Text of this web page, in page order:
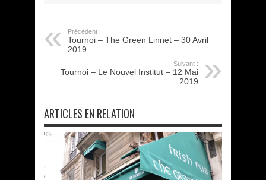
Précédent :
Tournoi – The Green Linnet – 30 Avril
2019
Suivant :
Tournoi – Le Nouvel Institut – 12 Mai
2019
ARTICLES EN RELATION